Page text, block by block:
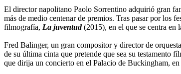
El director napolitano Paolo Sorrentino adquirió gran
más de medio centenar de premios. Tras pasar por los
filmografía, La juventud(2015), en el que se centra en
Fred Balinger, un gran compositor y director de
de su última cinta que pretende que sea su testamento
que dirija un concierto en el Palacio de Buckingham,